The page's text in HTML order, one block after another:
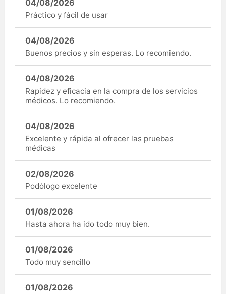
04/08/2026
Práctico y fácil de usar
04/08/2026
Buenos precios y sin esperas. Lo recomiendo.
04/08/2026
Rapidez y eficacia en la compra de los servicios
médicos. Lo recomiendo.
04/08/2026
Excelente y rápida al ofrecer las pruebas
médicas
02/08/2026
Podólogo excelente
01/08/2026
Hasta ahora ha ido todo muy bien.
01/08/2026
Todo muy sencillo
01/08/2026